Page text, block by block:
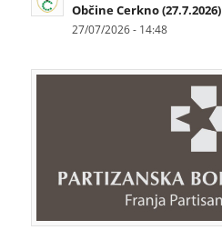
Občine Cerkno (27.7.2026)
27/07/2026 - 14:48